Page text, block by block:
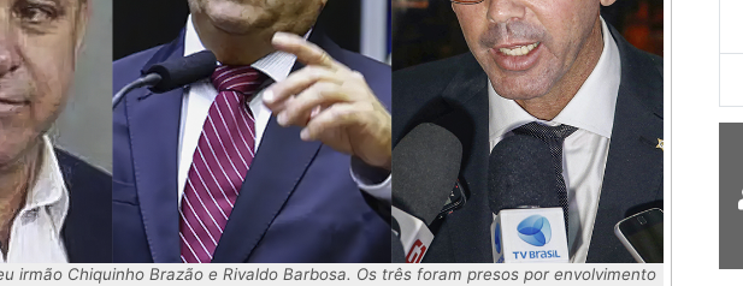
irmão Chiquinho Brazão e Rivaldo Barbosa. Os três foram presos por envolvimento